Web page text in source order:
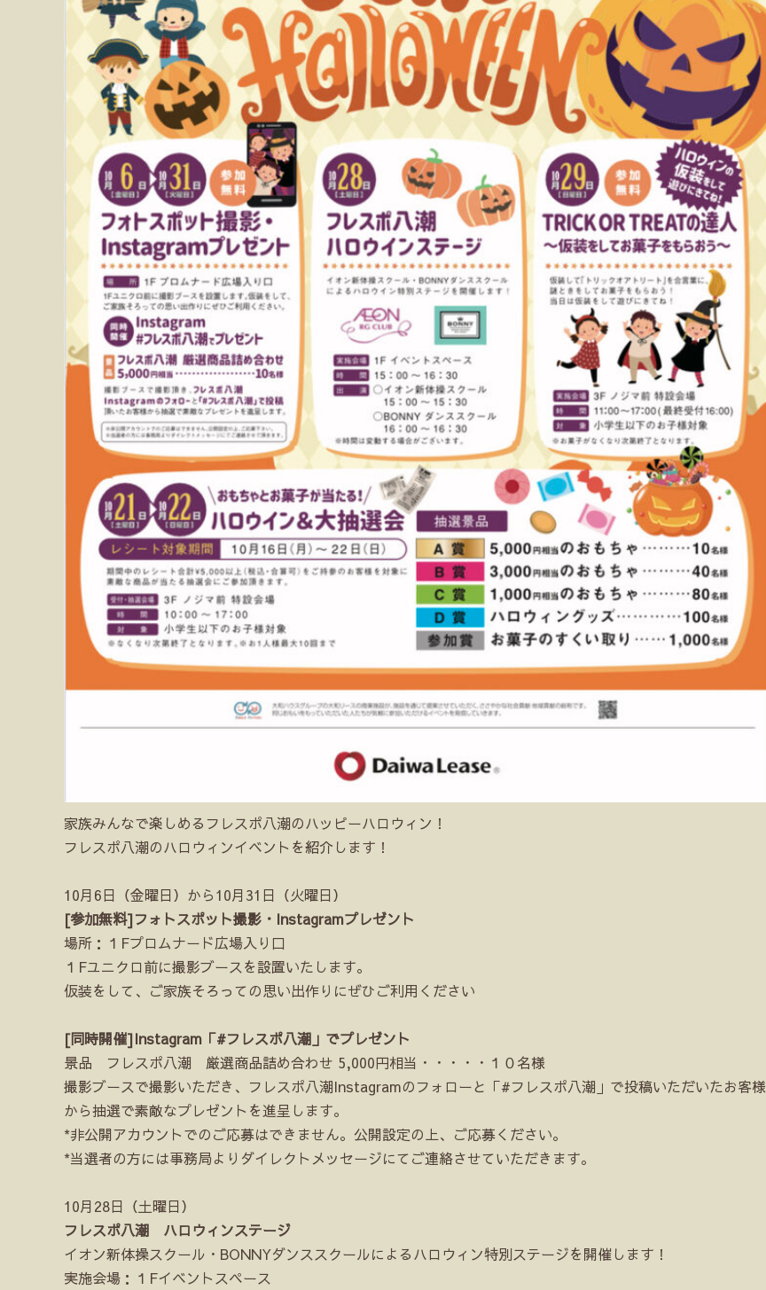
家族みんなで楽しめるフレスポ八潮のハッピーハロウィン！
フレスポ八潮のハロウィンイベントを紹介します！
10月6日（金曜日）から10月31日（火曜日）
[参加無料]フォトスポット撮影・Instagramプレゼント
場所：１Fプロムナード広場入り口
１Fユニクロ前に撮影ブースを設置いたします。
仮装をして、ご家族そろっての思い出作りにぜひご利用ください
[同時開催]Instagram「#フレスポ八潮」でプレゼント
景品 フレスポ八潮 厳選商品詰め合わせ 5,000円相当・・・・・１０名様
撮影ブースで撮影いただき、フレスポ八潮Instagramのフォローと「#フレスポ八潮」で投稿いただいたお客様
から抽選で素敵なプレゼントを進呈します。
*非公開アカウントでのご応募はできません。公開設定の上、ご応募ください。
*当選者の方には事務局よりダイレクトメッセージにてご連絡させていただきます。
10月28日（土曜日）
フレスポ八潮 ハロウィンステージ
イオン新体操スクール・BONNYダンススクールによるハロウィン特別ステージを開催します！
実施会場：１Fイベントスペース